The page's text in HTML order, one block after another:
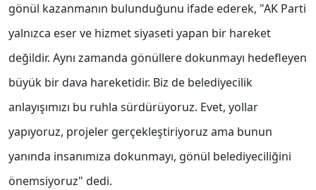
gönül kazanmanın bulunduğunu ifade ederek, "AK Parti
yalnızca eser ve hizmet siyaseti yapan bir hareket
değildir. Aynı zamanda gönüllere dokunmayı hedefleyen
büyük bir dava hareketidir. Biz de belediyecilik
anlayışımızı bu ruhla sürdürüyoruz. Evet, yollar
yapıyoruz, projeler gerçekleştiriyoruz ama bunun
yanında insanımıza dokunmayı, gönül belediyeciliğini
önemsiyoruz" dedi.